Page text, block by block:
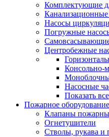
Комплектующие
Канализационные
Насосы
Погружные
Центробежные
Консольно-
Насосные
Показать все
Пожарное оборудование
Клапаны
Огнетушители
Стволы, рукава и